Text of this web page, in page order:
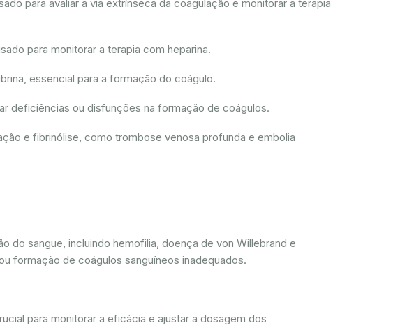
para avaliar a via extrínseca da coagulação e monitorar a terapia
para monitorar a terapia com heparina.
essencial para a formação do coágulo.
deficiências ou disfunções na formação de coágulos.
e fibrinólise, como trombose venosa profunda e embolia
do sangue, incluindo hemofilia, doença de von Willebrand e
formação de coágulos sanguíneos inadequados.
para monitorar a eficácia e ajustar a dosagem dos